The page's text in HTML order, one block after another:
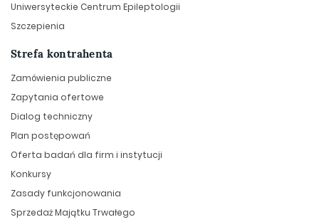
Uniwersyteckie Centrum Epileptologii
Szczepienia
Strefa kontrahenta
Zamówienia publiczne
Zapytania ofertowe
Dialog techniczny
Plan postępowań
Oferta badań dla firm i instytucji
Konkursy
Zasady funkcjonowania
Sprzedaż Majątku Trwałego